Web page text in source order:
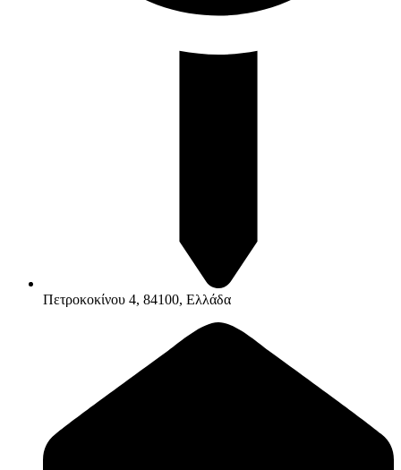
Πετροκοκίνου 4, 84100, Ελλάδα